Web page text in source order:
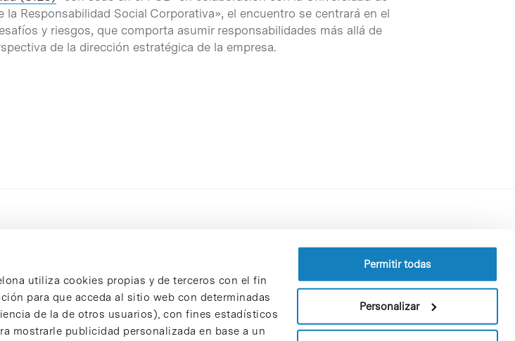
utiliza cookies propias y de terceros con el fin
para que acceda al sitio web con determinadas
de la de otros usuarios), con fines estadísticos
mostrarle publicidad personalizada en base a un
Permitir todas
Personalizar
la Responsabilidad Social Corporativa», el encuentro se centrará en el
y riesgos, que comporta asumir responsabilidades más allá de
de la dirección estratégica de la empresa.
Perfil del contratante
Política de privacidad
Aviso Legal
Patrones y patrocinadores
Bolsa de trabajo